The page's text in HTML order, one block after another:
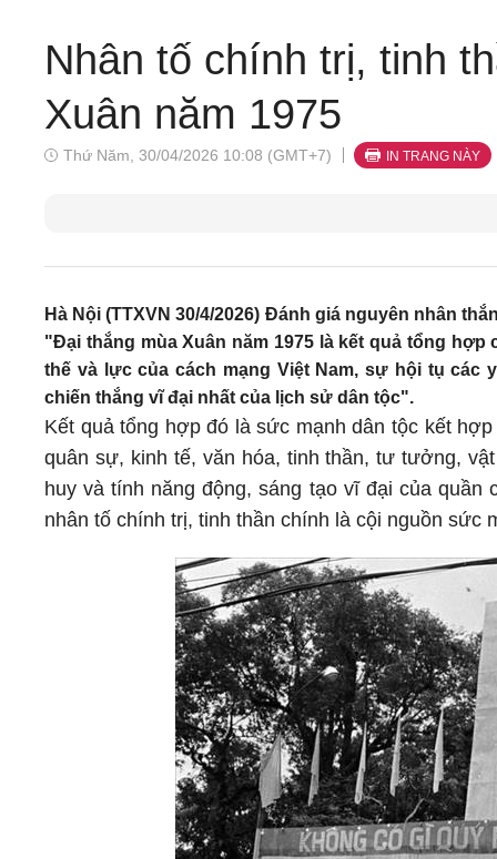
Nhân tố chính trị, tinh
Xuân năm 1975
Thứ Năm, 30/04/2026 10:08 (GMT+7) IN TRANG NÀY
Hà Nội (TTXVN 30/4/2026) Đánh giá nguyên nhân
"Đại thắng mùa Xuân năm 1975 là kết quả tổng
thế và lực của cách mạng Việt Nam, sự hội tụ các
chiến thắng vĩ đại nhất của lịch sử dân tộc".
Kết quả tổng hợp đó là sức mạnh dân tộc kết
quân sự, kinh tế, văn hóa, tinh thần, tư tưởng,
huy và tính năng động, sáng tạo vĩ đại của
nhân tố chính trị, tinh thần chính là cội nguồn sức